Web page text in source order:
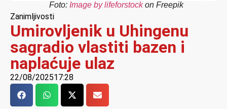
Foto: Image by lifeforstockon Freepik
Zanimljivosti
Umirovljenik u Uhingenu
sagradio vlastiti bazen i
naplaćuje ulaz
22/08/202517:28